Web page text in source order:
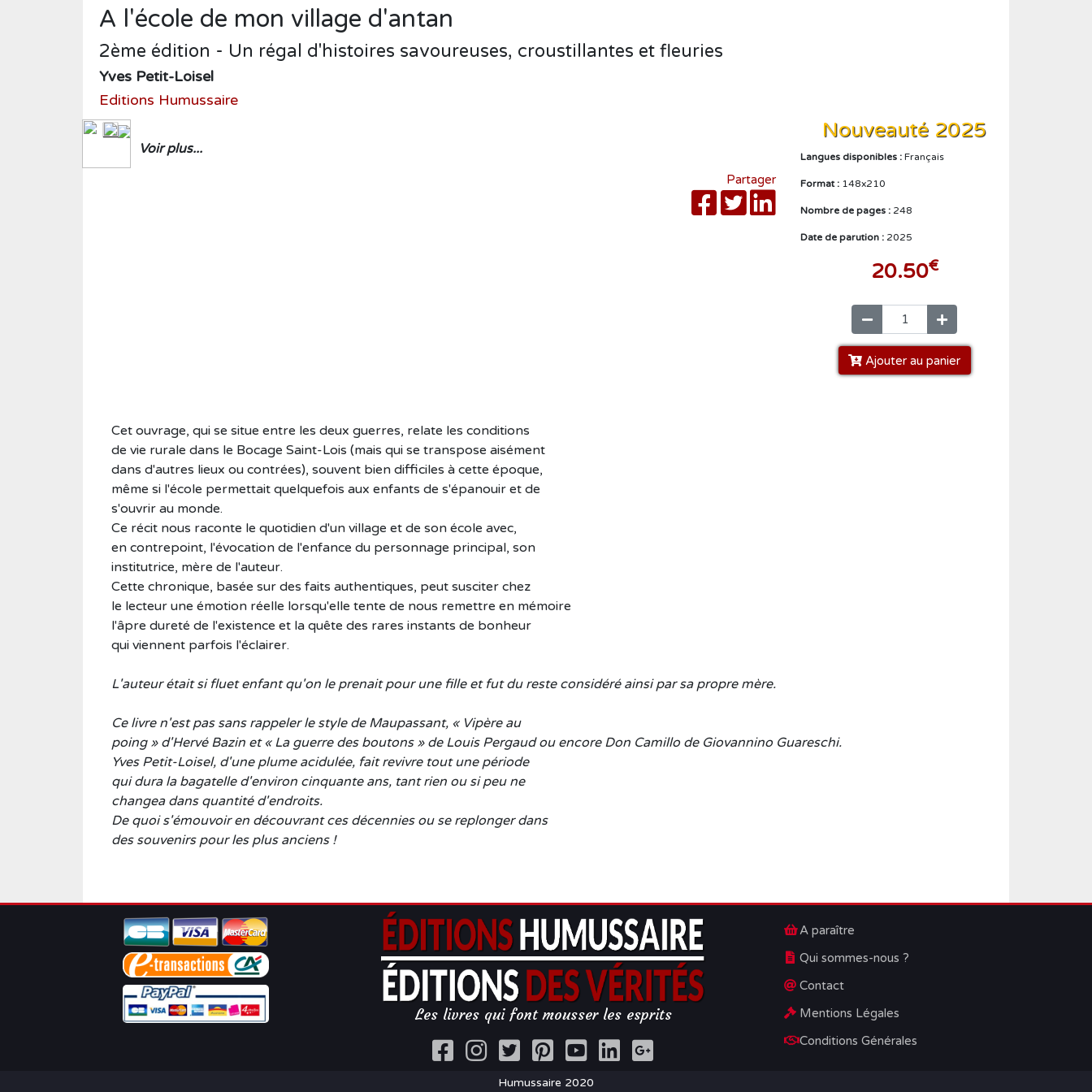
Humour
Nouvelles
Sciences humaines
Témoignages
Vie d'antan
A l'école de mon village d'antan
2ème édition - Un régal d'histoires savoureuses, croustillantes et fleuries
Yves Petit-Loisel
Editions Humussaire
Voir plus...
Partager
Nouveauté 2025
Langues disponibles : Français
Format : 148x210
Nombre de pages : 248
Date de parution : 2025
20.50€
Ajouter au panier
Cet ouvrage, qui se situe entre les deux guerres, relate les conditions
de vie rurale dans le Bocage Saint-Lois (mais qui se transpose aisément
dans d'autres lieux ou contrées), souvent bien difficiles à cette époque,
même si l'école permettait quelquefois aux enfants de s'épanouir et de
s'ouvrir au monde.
Ce récit nous raconte le quotidien d'un village et de son école avec,
en contrepoint, l'évocation de l'enfance du personnage principal, son
institutrice, mère de l'auteur.
Cette chronique, basée sur des faits authentiques, peut susciter chez
le lecteur une émotion réelle lorsqu'elle tente de nous remettre en mémoire
l'âpre dureté de l'existence et la quête des rares instants de bonheur
qui viennent parfois l'éclairer.
L'auteur était si fluet enfant qu'on le prenait pour une fille et fut du reste considéré ainsi par sa propre mère.
Ce livre n'est pas sans rappeler le style de Maupassant, « Vipère au
poing » d'Hervé Bazin et « La guerre des boutons » de Louis Pergaud ou encore Don Camillo de Giovannino Guareschi.
Yves Petit-Loisel, d'une plume acidulée, fait revivre tout une période
qui dura la bagatelle d'environ cinquante ans, tant rien ou si peu ne
changea dans quantité d'endroits.
De quoi s'émouvoir en découvrant ces décennies ou se replonger dans
des souvenirs pour les plus anciens !
Les livres qui font mousser les esprits
A paraître
Qui sommes-nous ?
Contact
Mentions Légales
Conditions Générales
Humussaire 2020